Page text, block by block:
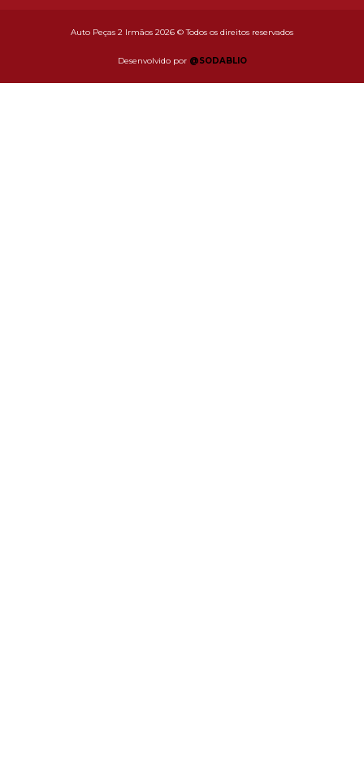
Auto Peças 2 Irmãos 2026 © Todos os direitos reservados
Desenvolvido por @SODABLIO